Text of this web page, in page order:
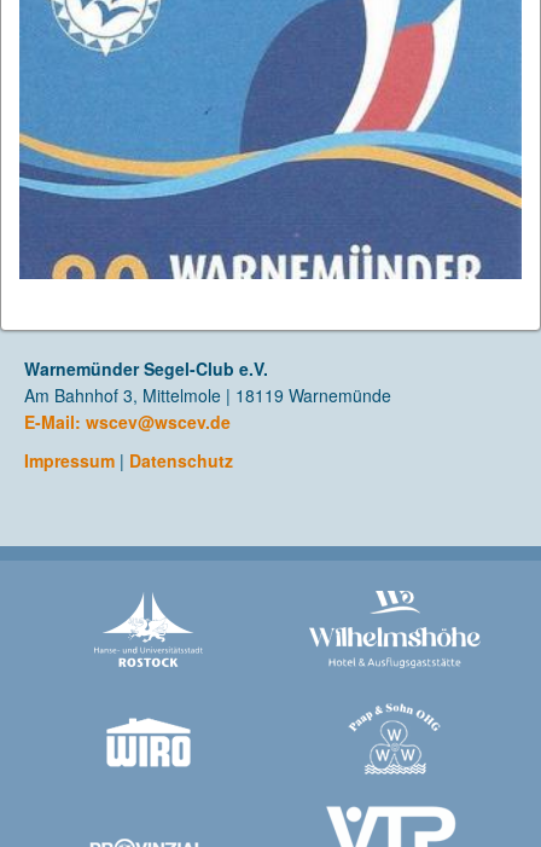
Warnemünder Segel-Club e.V.
Am Bahnhof 3, Mittelmole | 18119 Warnemünde
E-Mail: wscev@wscev.de
Impressum | Datenschutz